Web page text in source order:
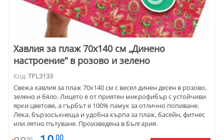
Хавлия за плаж 70х140 см „Динено
настроение“ в розово и зелено
Код:TPL3133
Свежа хавлия за плаж 70х140 см с весел динен десен в розово,
зелено и бяло. Лицето е от приятен микрофибър с устойчиви
ярки цветове, а гърбът е 100% памук за отлично попиване.
Лека, бързосъхнеща и удобна кърпа за плаж, басейн, фитнес
или лятно пътуване. Произведена в България.
00